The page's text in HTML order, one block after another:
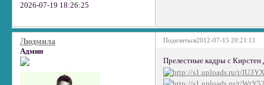
2026-07-19 18:26:25
Поделиться2012-07-15 20:21:11
Людмила
Админ
Прелестные кадры с Кирстен